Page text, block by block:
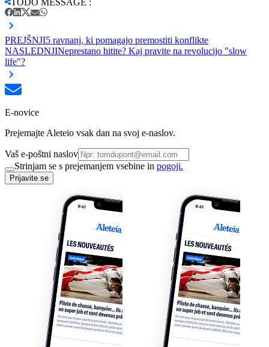
TODO MESSAGE :
PREJŠNJI5 ravnanj, ki pomagajo premostiti konflikte
NASLEDNJINeprestano hitite? Kaj pravite na revolucijo "slow
life"?
E-novice
Prejemajte Aleteio vsak dan na svoj e-naslov.
Vaš e-poštni naslov
Strinjam se s prejemanjem vsebine in pogoji.
Prijavite se